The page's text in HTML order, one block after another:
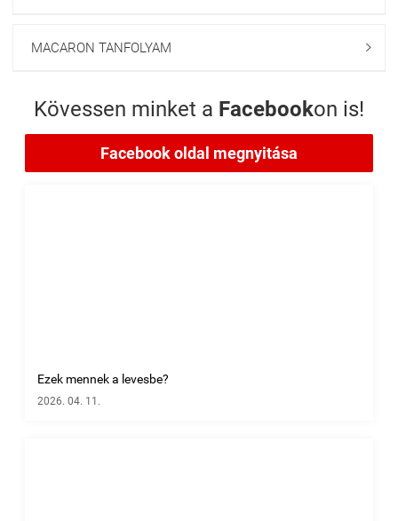
MACARON TANFOLYAM 
Kövessen minket a Facebookon is!
Facebook oldal megnyitása
Ezek mennek a levesbe?
2026. 04. 11.